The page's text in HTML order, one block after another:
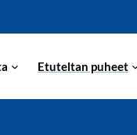
Etuteltan puheet